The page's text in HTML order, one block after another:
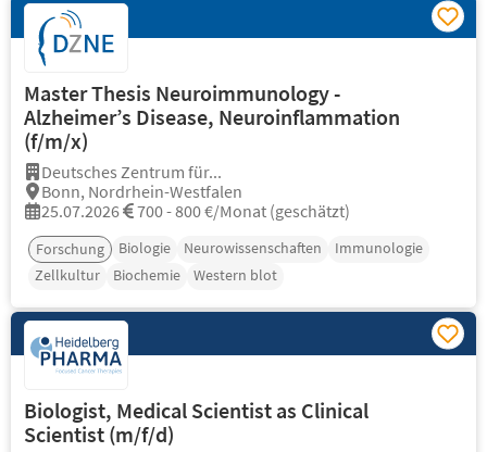
Master Thesis Neuroimmunology -
Alzheimer’s Disease, Neuroinflammation
(f/m/x)
Deutsches Zentrum für...
Bonn, Nordrhein-Westfalen
25.07.2026
700 - 800 €/Monat (geschätzt)
Forschung Biologie Neurowissenschaften
Immunologie
Zellkultur
Biochemie Western blot
Biologist, Medical Scientist as Clinical
Scientist (m/f/d)